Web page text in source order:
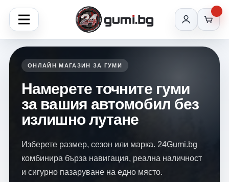
ОНЛАЙН МАГАЗИН ЗА ГУМИ
Намерете точните гуми
за вашия автомобил без
излишно лутане
Изберете размер, сезон или марка. 24Gumi.bg
комбинира бърза навигация, реална наличност
и сигурно пазаруване на едно място.